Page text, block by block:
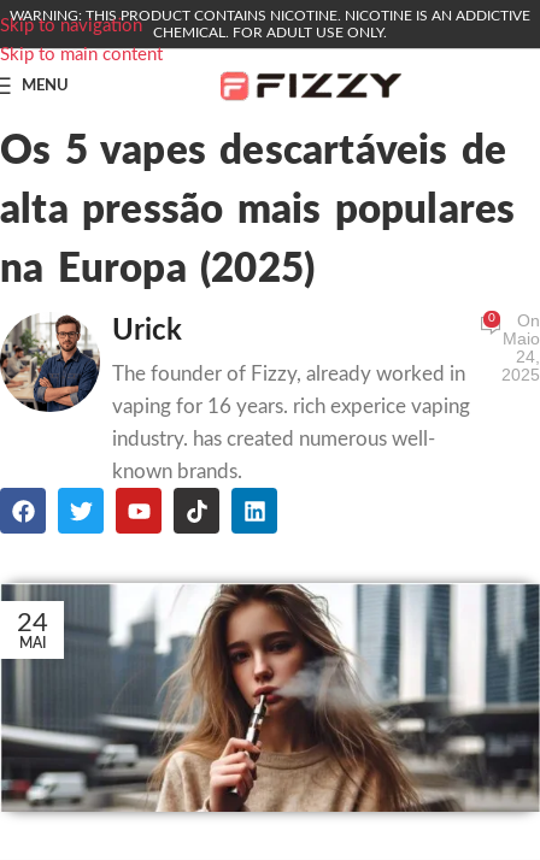
Skip to navigation
Skip to main content
WARNING: THIS PRODUCT CONTAINS NICOTINE. NICOTINE IS AN ADDICTIVE
CHEMICAL. FOR ADULT USE ONLY.
MENU
Os 5 vapes descartáveis de
alta pressão mais populares
na Europa (2025)
Urick
The founder of Fizzy, already worked in
vaping for 16 years. rich experice vaping
industry. has created numerous well-
known brands.
0
On
Maio
24,
2025
24
MAI